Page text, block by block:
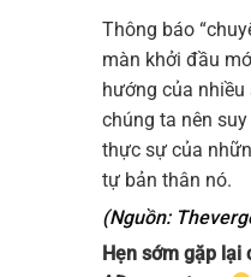
Thông báo
màn khởi đầu
hướng của nhiều
chúng ta nên
thực sự của
tự bản thân nó.
(Nguồn:
Hẹn sớm gặp lại